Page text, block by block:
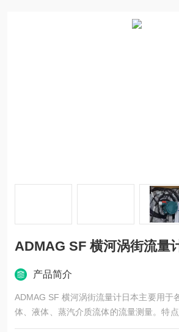
ADMAG SF 横河涡街流量
产品简介
ADMAG SF 横河涡街流量计日本主要用于
体、液体、蒸汽介质流体的流量测量。特点
围大,精度高,在测量工况体积流量时几乎不